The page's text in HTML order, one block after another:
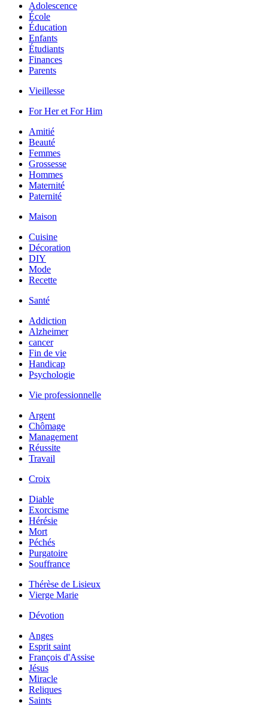
Adolescence
École
Éducation
Enfants
Étudiants
Finances
Parents
Vieillesse
For Her et For Him
Amitié
Beauté
Femmes
Grossesse
Hommes
Maternité
Paternité
Maison
Cuisine
Décoration
DIY
Mode
Recette
Santé
Addiction
Alzheimer
cancer
Fin de vie
Handicap
Psychologie
Vie professionnelle
Argent
Chômage
Management
Réussite
Travail
Croix
Diable
Exorcisme
Hérésie
Mort
Péchés
Purgatoire
Souffrance
Thérèse de Lisieux
Vierge Marie
Dévotion
Anges
Esprit saint
François d'Assise
Jésus
Miracle
Reliques
Saints